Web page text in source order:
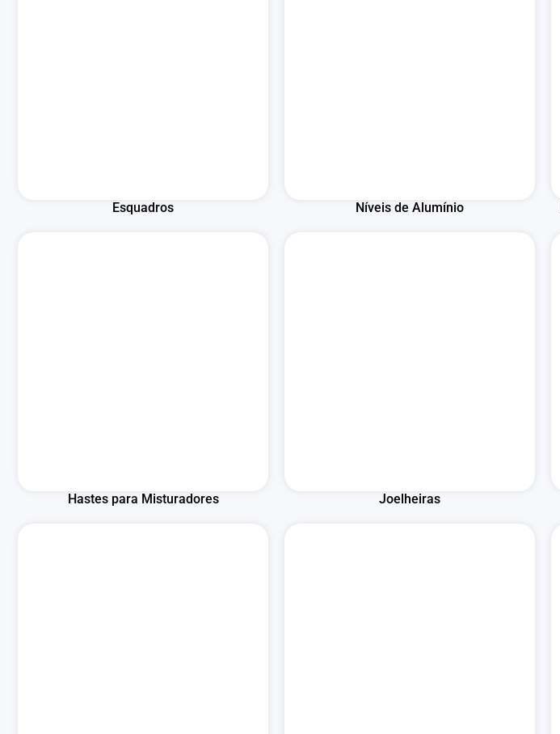
Esquadros Níveis de Alumínio
Hastes para Misturadores Joelheiras